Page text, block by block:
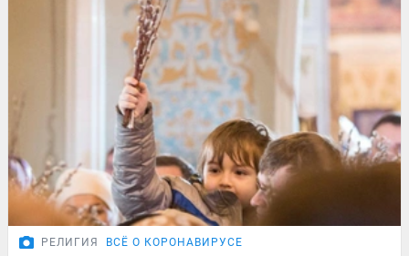
РЕЛИГИЯ ВСЁ О КОРОНАВИРУСЕ